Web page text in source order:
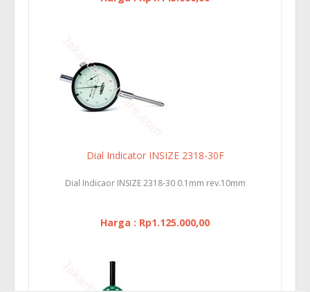
Dial Indicator INSIZE 2318-30F
Dial Indicaor INSIZE 2318-30 0.1mm rev.10mm
Harga : Rp1.125.000,00